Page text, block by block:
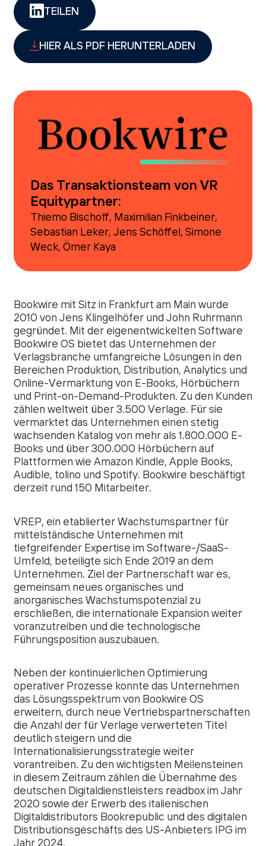
TEILEN
HIER ALS PDF HERUNTERLADEN
Das Transaktionsteam von VR
Equitypartner:
Thiemo Bischoff, Maximilian Finkbeiner,
Sebastian Leker, Jens Schöffel, Simone
Weck, Ömer Kaya
Bookwire mit Sitz in Frankfurt am Main wurde
2010 von Jens Klingelhöfer und John Ruhrmann
gegründet. Mit der eigenentwickelten Software
Bookwire OS bietet das Unternehmen der
Verlagsbranche umfangreiche Lösungen in den
Bereichen Produktion, Distribution, Analytics und
Online-Vermarktung von E-Books, Hörbüchern
und Print-on-Demand-Produkten. Zu den Kunden
zählen weltweit über 3.500 Verlage. Für sie
vermarktet das Unternehmen einen stetig
wachsenden Katalog von mehr als 1.800.000 E-
Books und über 300.000 Hörbüchern auf
Plattformen wie Amazon Kindle, Apple Books,
Audible, tolino und Spotify. Bookwire beschäftigt
derzeit rund 150 Mitarbeiter.
VREP, ein etablierter Wachstumspartner für
mittelständische Unternehmen mit
tiefgreifender Expertise im Software-/SaaS-
Umfeld, beteiligte sich Ende 2019 an dem
Unternehmen. Ziel der Partnerschaft war es,
gemeinsam neues organisches und
anorganisches Wachstumspotenzial zu
erschließen, die internationale Expansion weiter
voranzutreiben und die technologische
Führungsposition auszubauen.
Neben der kontinuierlichen Optimierung
operativer Prozesse konnte das Unternehmen
das Lösungsspektrum von Bookwire OS
erweitern, durch neue Vertriebspartnerschaften
die Anzahl der für Verlage verwerteten Titel
deutlich steigern und die
Internationalisierungsstrategie weiter
vorantreiben. Zu den wichtigsten Meilensteinen
in diesem Zeitraum zählen die Übernahme des
deutschen Digitaldienstleisters readbox im Jahr
2020 sowie der Erwerb des italienischen
Digitaldistributors Bookrepublic und des digitalen
Distributionsgeschäfts des US-Anbieters IPG im
Jahr 2024.